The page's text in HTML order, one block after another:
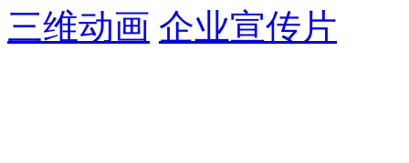
三维动画 企业宣传片